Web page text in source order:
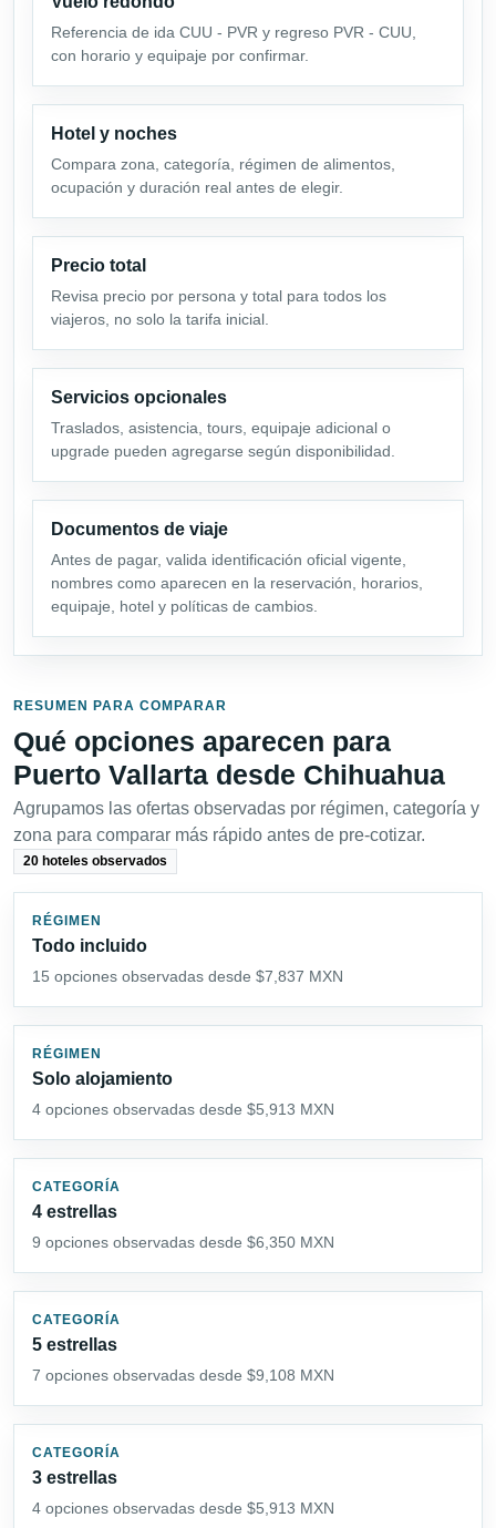
Referencia de ida CUU - PVR y regreso PVR - CUU,
con horario y equipaje por confirmar.
Hotel y noches
Compara zona, categoría, régimen de alimentos,
ocupación y duración real antes de elegir.
Precio total
Revisa precio por persona y total para todos los
viajeros, no solo la tarifa inicial.
Servicios opcionales
Traslados, asistencia, tours, equipaje adicional o
upgrade pueden agregarse según disponibilidad.
Documentos de viaje
Antes de pagar, valida identificación oficial vigente,
nombres como aparecen en la reservación, horarios,
equipaje, hotel y políticas de cambios.
RESUMEN PARA COMPARAR
Qué opciones aparecen para
Puerto Vallarta desde Chihuahua
Agrupamos las ofertas observadas por régimen, categoría y
zona para comparar más rápido antes de pre-cotizar.
20 hoteles observados
RÉGIMEN
Todo incluido
15 opciones observadas desde $7,837 MXN
RÉGIMEN
Solo alojamiento
4 opciones observadas desde $5,913 MXN
CATEGORÍA
4 estrellas
9 opciones observadas desde $6,350 MXN
CATEGORÍA
5 estrellas
7 opciones observadas desde $9,108 MXN
CATEGORÍA
3 estrellas
4 opciones observadas desde $5,913 MXN